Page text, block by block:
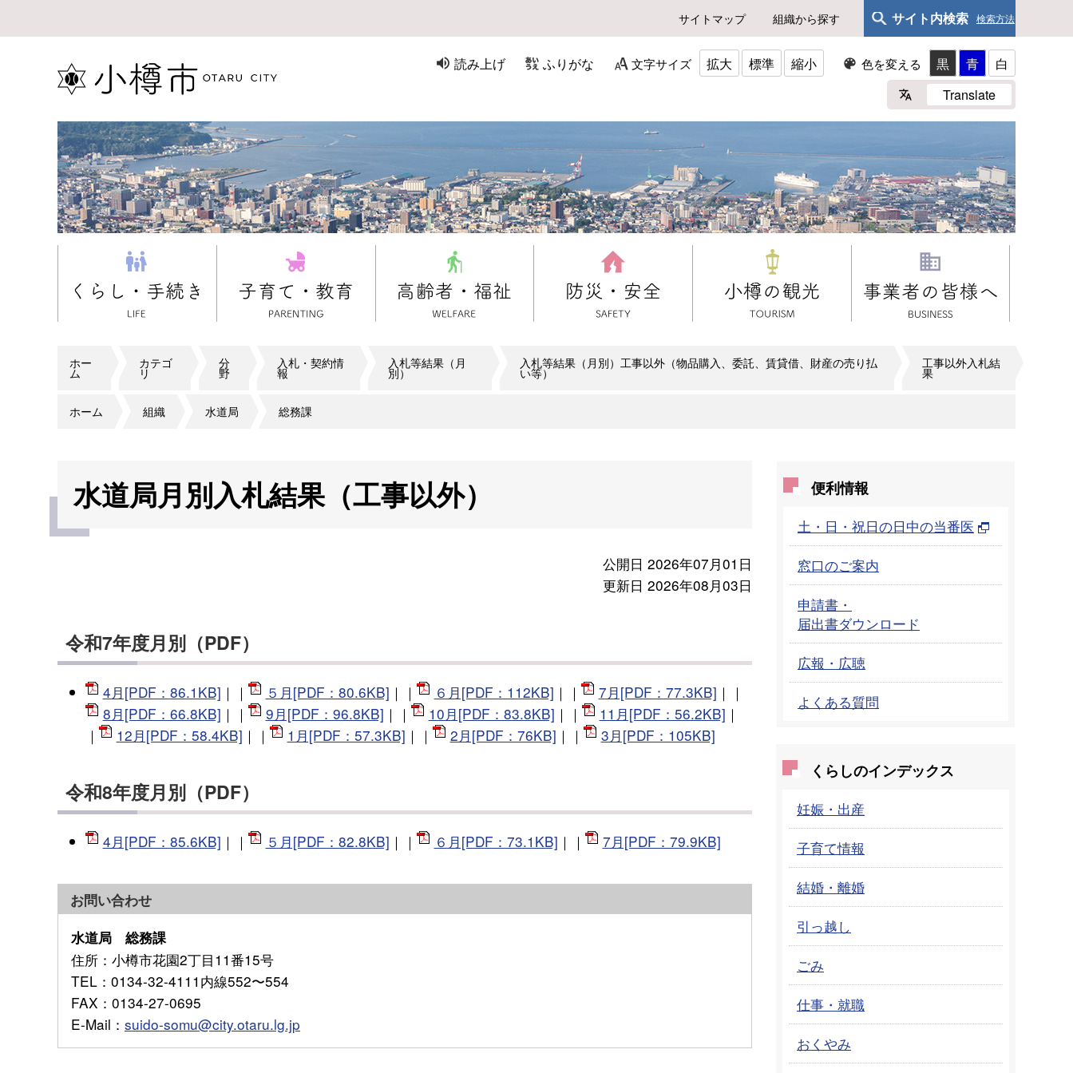
サイトマップ 組織から探す サイト内検索 検索方法
読み上げ ふりがな 文字サイズ 拡大 標準 縮小 色を変える 黒 青
白
Translate
ホー
ム
カテゴ
リ
分
野
入札・契約情
報
入札等結果（月
別）
入札等結果（月別）工事以外（物品購入、委託、賃貸借、財産の売り払
い等）
工事以外入札結
果
ホーム 組織 水道局 総務課
水道局月別入札結果（工事以外）
公開日 2026年07月01日
更新日 2026年08月03日
令和7年度月別（PDF）
4月[PDF：86.1KB] ｜｜ ５月[PDF：80.6KB] ｜｜ ６月[PDF：112KB] ｜｜ 7月[PDF：77.3KB] ｜｜
8月[PDF：66.8KB] ｜｜ 9月[PDF：96.8KB] ｜｜ 10月[PDF：83.8KB] ｜｜ 11月[PDF：56.2KB] ｜
｜
12月[PDF：58.4KB] ｜｜ 1月[PDF：57.3KB] ｜｜ 2月[PDF：76KB] ｜｜ 3月[PDF：105KB]
令和8年度月別（PDF）
4月[PDF：85.6KB] ｜｜ ５月[PDF：82.8KB] ｜｜ ６月[PDF：73.1KB] ｜｜ 7月[PDF：79.9KB]
お問い合わせ
水道局 総務課
住所 ：小樽市花園2丁目11番15号
TEL ：0134-32-4111内線552〜554
FAX ：0134-27-0695
E-Mail ： suido-somu@city.otaru.lg.jp
便利情報
土・日・祝日の日中の当番医
窓口のご案内
申請書・
届出書ダウンロード
広報・広聴
よくある質問
くらしのインデックス
妊娠・出産
子育て情報
結婚・離婚
引っ越し
ごみ
仕事・就職
おくやみ